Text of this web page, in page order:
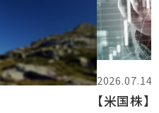
2026.07.14
【米国株